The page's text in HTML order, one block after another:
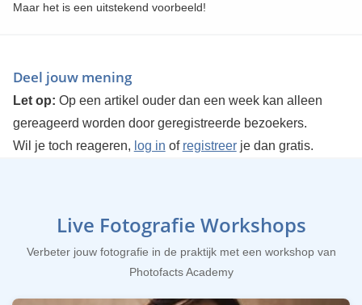
Maar het is een uitstekend voorbeeld!
Deel jouw mening
Let op: Op een artikel ouder dan een week kan alleen
gereageerd worden door geregistreerde bezoekers.
Wil je toch reageren, log in of registreerje dan gratis.
Live Fotografie Workshops
Verbeter jouw fotografie in de praktijk met een workshop van
Photofacts Academy